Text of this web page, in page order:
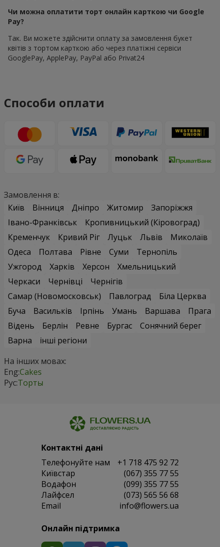
Чи можна оплатити торт онлайн карткою чи Google
Pay?
Так. Ви можете здійснити оплату за замовлення букет
квітів з тортом карткою або через платіжні сервіси
GooglePay, ApplePay, PayPal або Privat24
Способи оплати
Замовлення в:
Київ
Вінниця Дніпро Житомир
Запоріжжя
Івано-Франківськ
Кропивницький (Кіровоград)
Кременчук
Кривий Ріг Луцьк Львів
Миколаїв
Одеса
Полтава Рівне Суми
Тернопіль
Ужгород
Харків Херсон
Хмельницький
Черкаси
Чернівці
Чернігів
Самар (Новомосковськ)
Павлоград
Біла Церква
Буча
Васильків Ірпінь Умань Варшава
Прага
Відень
Берлін Ревне Бургас
Сонячний берег
Варна
інші регіони
На інших мовах:
Eng:Cakes
Рус:Торты
Контактні дані
Телефонуйте нам
+1 718 475 92 72
Київстар
(067) 355 77 55
Водафон
(099) 355 77 55
Лайфсел
(073) 565 56 68
Email
info@flowers.ua
Онлайн підтримка